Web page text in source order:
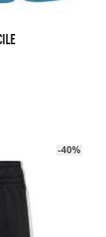
-40%